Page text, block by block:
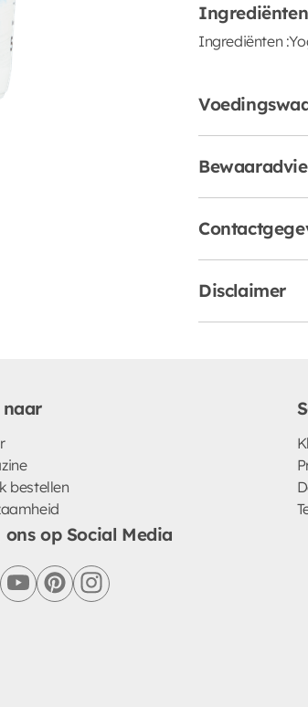
Ingrediënten
Ingrediënten
Disclaimer
naar
bestellen
ons op Social Media
youtubepinterestinstagram